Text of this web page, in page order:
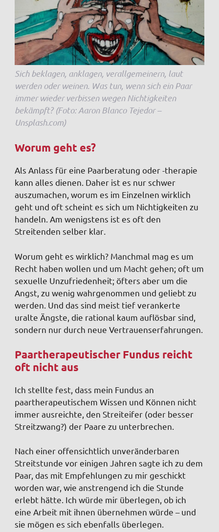
Sich beklagen, anklagen, verallgemeinern, laut
werden oder weinen. Was tun, wenn sich ein Paar
immer wieder verbissen wegen Nichtigkeiten
bekämpft? (Foto: Aaron Blanco Tejedor –
Unsplash.com)
Worum geht es?
Als Anlass für eine Paarberatung oder -therapie
kann alles dienen. Daher ist es nur schwer
auszumachen, worum es im Einzelnen wirklich
geht und oft scheint es sich um Nichtigkeiten zu
handeln. Am wenigstens ist es oft den
Streitenden selber klar.
Worum geht es wirklich? Manchmal mag es um
Recht haben wollen und um Macht gehen; oft um
sexuelle Unzufriedenheit; öfters aber um die
Angst, zu wenig wahrgenommen und geliebt zu
werden. Und das sind meist tief verankerte
uralte Ängste, die rational kaum auflösbar sind,
sondern nur durch neue Vertrauenserfahrungen.
Paartherapeutischer Fundus reicht
oft nicht aus
Ich stellte fest , dass mein Fundus an
paartherapeutischem Wissen und Können nicht
immer ausreichte, den Streiteifer (oder besser
Streitzwang?) der Paare zu unterbrechen.
Nach einer offensichtlich unveränderbaren
Streitstunde vor einigen Jahren sagte ich zu dem
Paar, das mit Empfehlungen zu mir geschickt
worden war, wie anstrengend ich die Stunde
erlebt hätte. Ich würde mir überlegen, ob ich
eine Arbeit mit ihnen übernehmen würde – und
sie mögen es sich ebenfalls überlegen.